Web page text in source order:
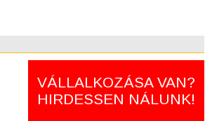
VÁLLALKOZÁSA VAN?
HIRDESSEN NÁLUNK!